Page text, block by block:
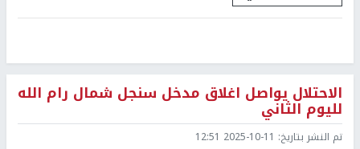
الاحتلال يواصل اغلاق مدخل سنجل شمال رام الله
لليوم الثاني
تم النشر بتاريخ: 2025-10-11 12:51